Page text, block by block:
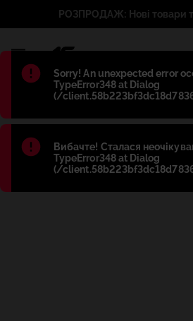
Błąd:
Sorry! An unexpected error
TypeError348 at Dialog
(/
Błąd:
Вибачте! Сталася
TypeError348 at Dialog
(/
РОЗПРОДАЖ: Нові товари